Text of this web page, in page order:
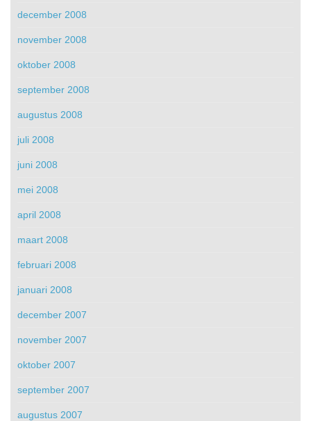
december 2008
november 2008
oktober 2008
september 2008
augustus 2008
juli 2008
juni 2008
mei 2008
april 2008
maart 2008
februari 2008
januari 2008
december 2007
november 2007
oktober 2007
september 2007
augustus 2007